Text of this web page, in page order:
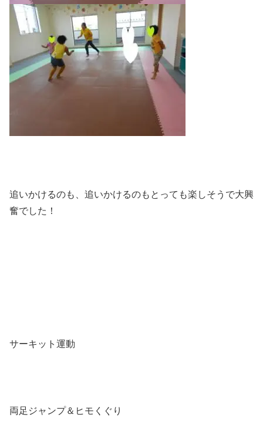
追いかけるのも、追いかけるのもとっても楽しそうで大興
奮でした！
サーキット運動
両足ジャンプ＆ヒモくぐり